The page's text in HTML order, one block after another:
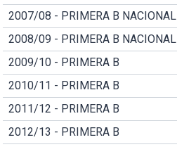
2007/08 - PRIMERA B NACIONAL
2008/09 - PRIMERA B NACIONAL
2009/10 - PRIMERA B
2010/11 - PRIMERA B
2011/12 - PRIMERA B
2012/13 - PRIMERA B